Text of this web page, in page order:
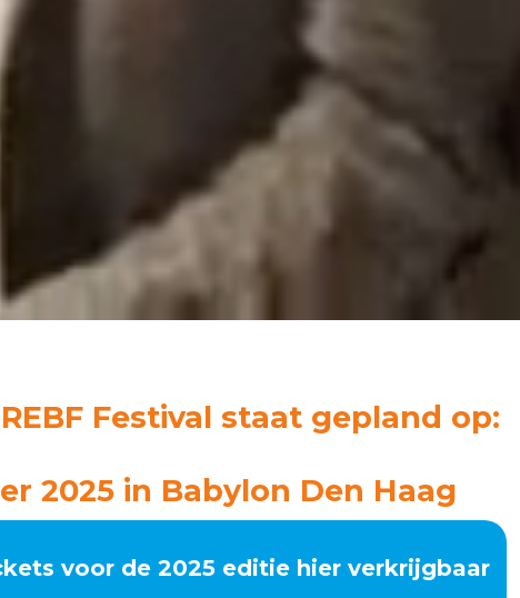
Festival staat gepland op:
2025 in Babylon Den Haag
voor de 2025 editie hier verkrijgbaar